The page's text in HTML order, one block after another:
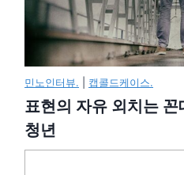
민노인터뷰. 캡콜드케이스.
표현의 자유 외치는
청년